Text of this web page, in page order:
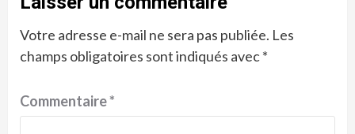
Votre adresse e-mail ne sera pas publiée. Les
champs obligatoires sont indiqués avec*
Commentaire*